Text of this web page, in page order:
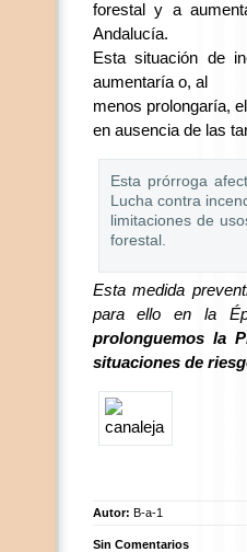
forestal y a
Andalucía.
Esta situación de
aumentaría o, al
menos prolongaría,
en ausencia de las
Esta prórroga
Lucha contra
limitaciones de
forestal.
Esta medida
para ello en la
prolonguemos la
situaciones de
Autor: B-a-1
Sin Comentarios